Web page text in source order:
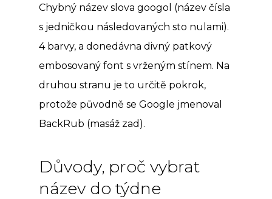
Chybný název slova googol (název čísla
s jedničkou následovaných sto nulami).
4 barvy, a donedávna divný patkový
embosovaný font s vrženým stínem. Na
druhou stranu je to určitě pokrok,
protože původně se Google jmenoval
BackRub (masáž zad).
Důvody, proč vybrat
název do týdne